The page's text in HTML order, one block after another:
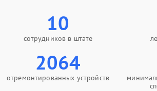
10
сотрудников в штате
2064
отремонтированных устройств